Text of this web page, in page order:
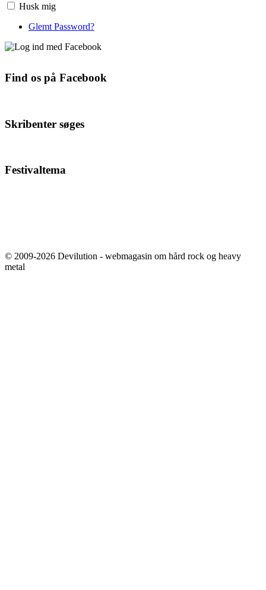
Husk mig
Glemt Password?
Find os på Facebook
Skribenter søges
Festivaltema
© 2009-2026 Devilution - webmagasin om hård rock og heavy
metal